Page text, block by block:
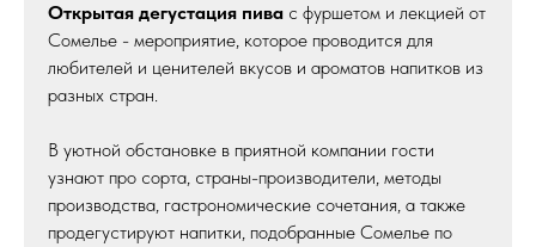
Открытая дегустация пива с фуршетом и лекцией от
Сомелье - мероприятие, которое проводится для
любителей и ценителей вкусов и ароматов напитков из
разных стран.
В уютной обстановке в приятной компании гости
узнают про сорта, страны-производители, методы
производства, гастрономические сочетания, а также
продегустируют напитки, подобранные Сомелье по